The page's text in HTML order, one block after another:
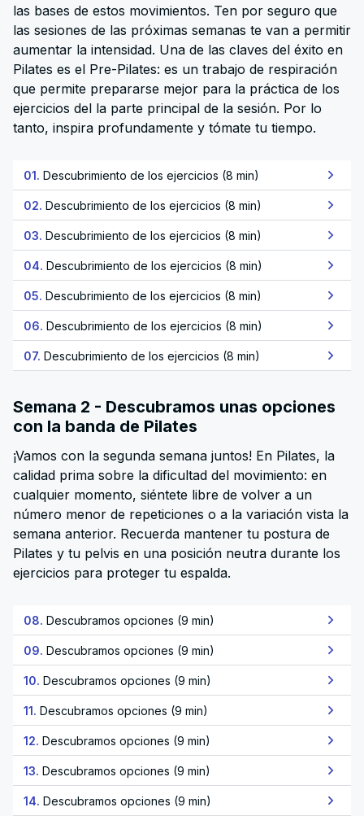
las bases de estos movimientos. Ten por seguro que
las sesiones de las próximas semanas te van a permitir
aumentar la intensidad. Una de las claves del éxito en
Pilates es el Pre-Pilates: es un trabajo de respiración
que permite prepararse mejor para la práctica de los
ejercicios del la parte principal de la sesión. Por lo
tanto, inspira profundamente y tómate tu tiempo.
01. Descubrimiento de los ejercicios (8 min)
02. Descubrimiento de los ejercicios (8 min)
03. Descubrimiento de los ejercicios (8 min)
04. Descubrimiento de los ejercicios (8 min)
05. Descubrimiento de los ejercicios (8 min)
06. Descubrimiento de los ejercicios (8 min)
07. Descubrimiento de los ejercicios (8 min)
Semana 2 - Descubramos unas opciones
con la banda de Pilates
¡Vamos con la segunda semana juntos! En Pilates, la
calidad prima sobre la dificultad del movimiento: en
cualquier momento, siéntete libre de volver a un
número menor de repeticiones o a la variación vista la
semana anterior. Recuerda mantener tu postura de
Pilates y tu pelvis en una posición neutra durante los
ejercicios para proteger tu espalda.
08. Descubramos opciones (9 min)
09. Descubramos opciones (9 min)
10. Descubramos opciones (9 min)
11. Descubramos opciones (9 min)
12. Descubramos opciones (9 min)
13. Descubramos opciones (9 min)
14. Descubramos opciones (9 min)